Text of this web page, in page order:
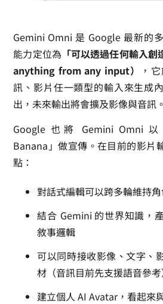
Gemini Omni 是 Google 最新的
能力定位為 「可以透過任何輸入
anything from any input）
，
訊、影片任一類型的輸入來生成
出，未來輸出將會擴及影像與音訊。
Google 也將 Gemini Omni
Banana」做宣傳。在目前的影片
點：
對話式編輯可以跨多輪維持
結合 Gemini 的世界知識，
敘事邏輯
可以同時接收影像、文字、
材（音訊目前先支援語音參考
建立個人 AI Avatar，看起來